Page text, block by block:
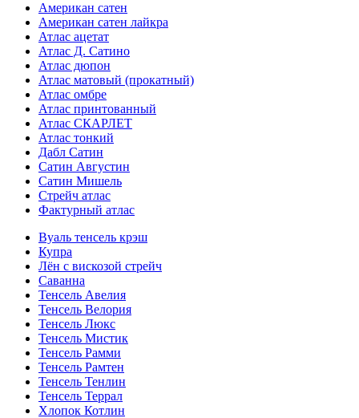
Американ сатен
Американ сатен лайкра
Атлас ацетат
Атлас Д. Сатино
Атлас дюпон
Атлас матовый (прокатный)
Атлас омбре
Атлас принтованный
Атлас СКАРЛЕТ
Атлас тонкий
Дабл Сатин
Сатин Августин
Сатин Мишель
Стрейч атлас
Фактурный атлас
Вуаль тенсель крэш
Купра
Лён с вискозой стрейч
Саванна
Тенсель Авелия
Тенсель Велория
Тенсель Люкс
Тенсель Мистик
Тенсель Рамми
Тенсель Рамтен
Тенсель Тенлин
Тенсель Террал
Хлопок Котлин